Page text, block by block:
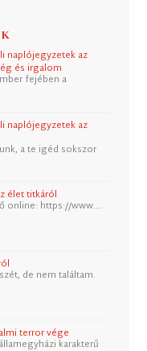
naplójegyzetek az
és irgalom
fejében a
naplójegyzetek az
a te igéd sokszor
élet titkáról
online: https://www.…
de nem találtam.
terror vége
karakterű